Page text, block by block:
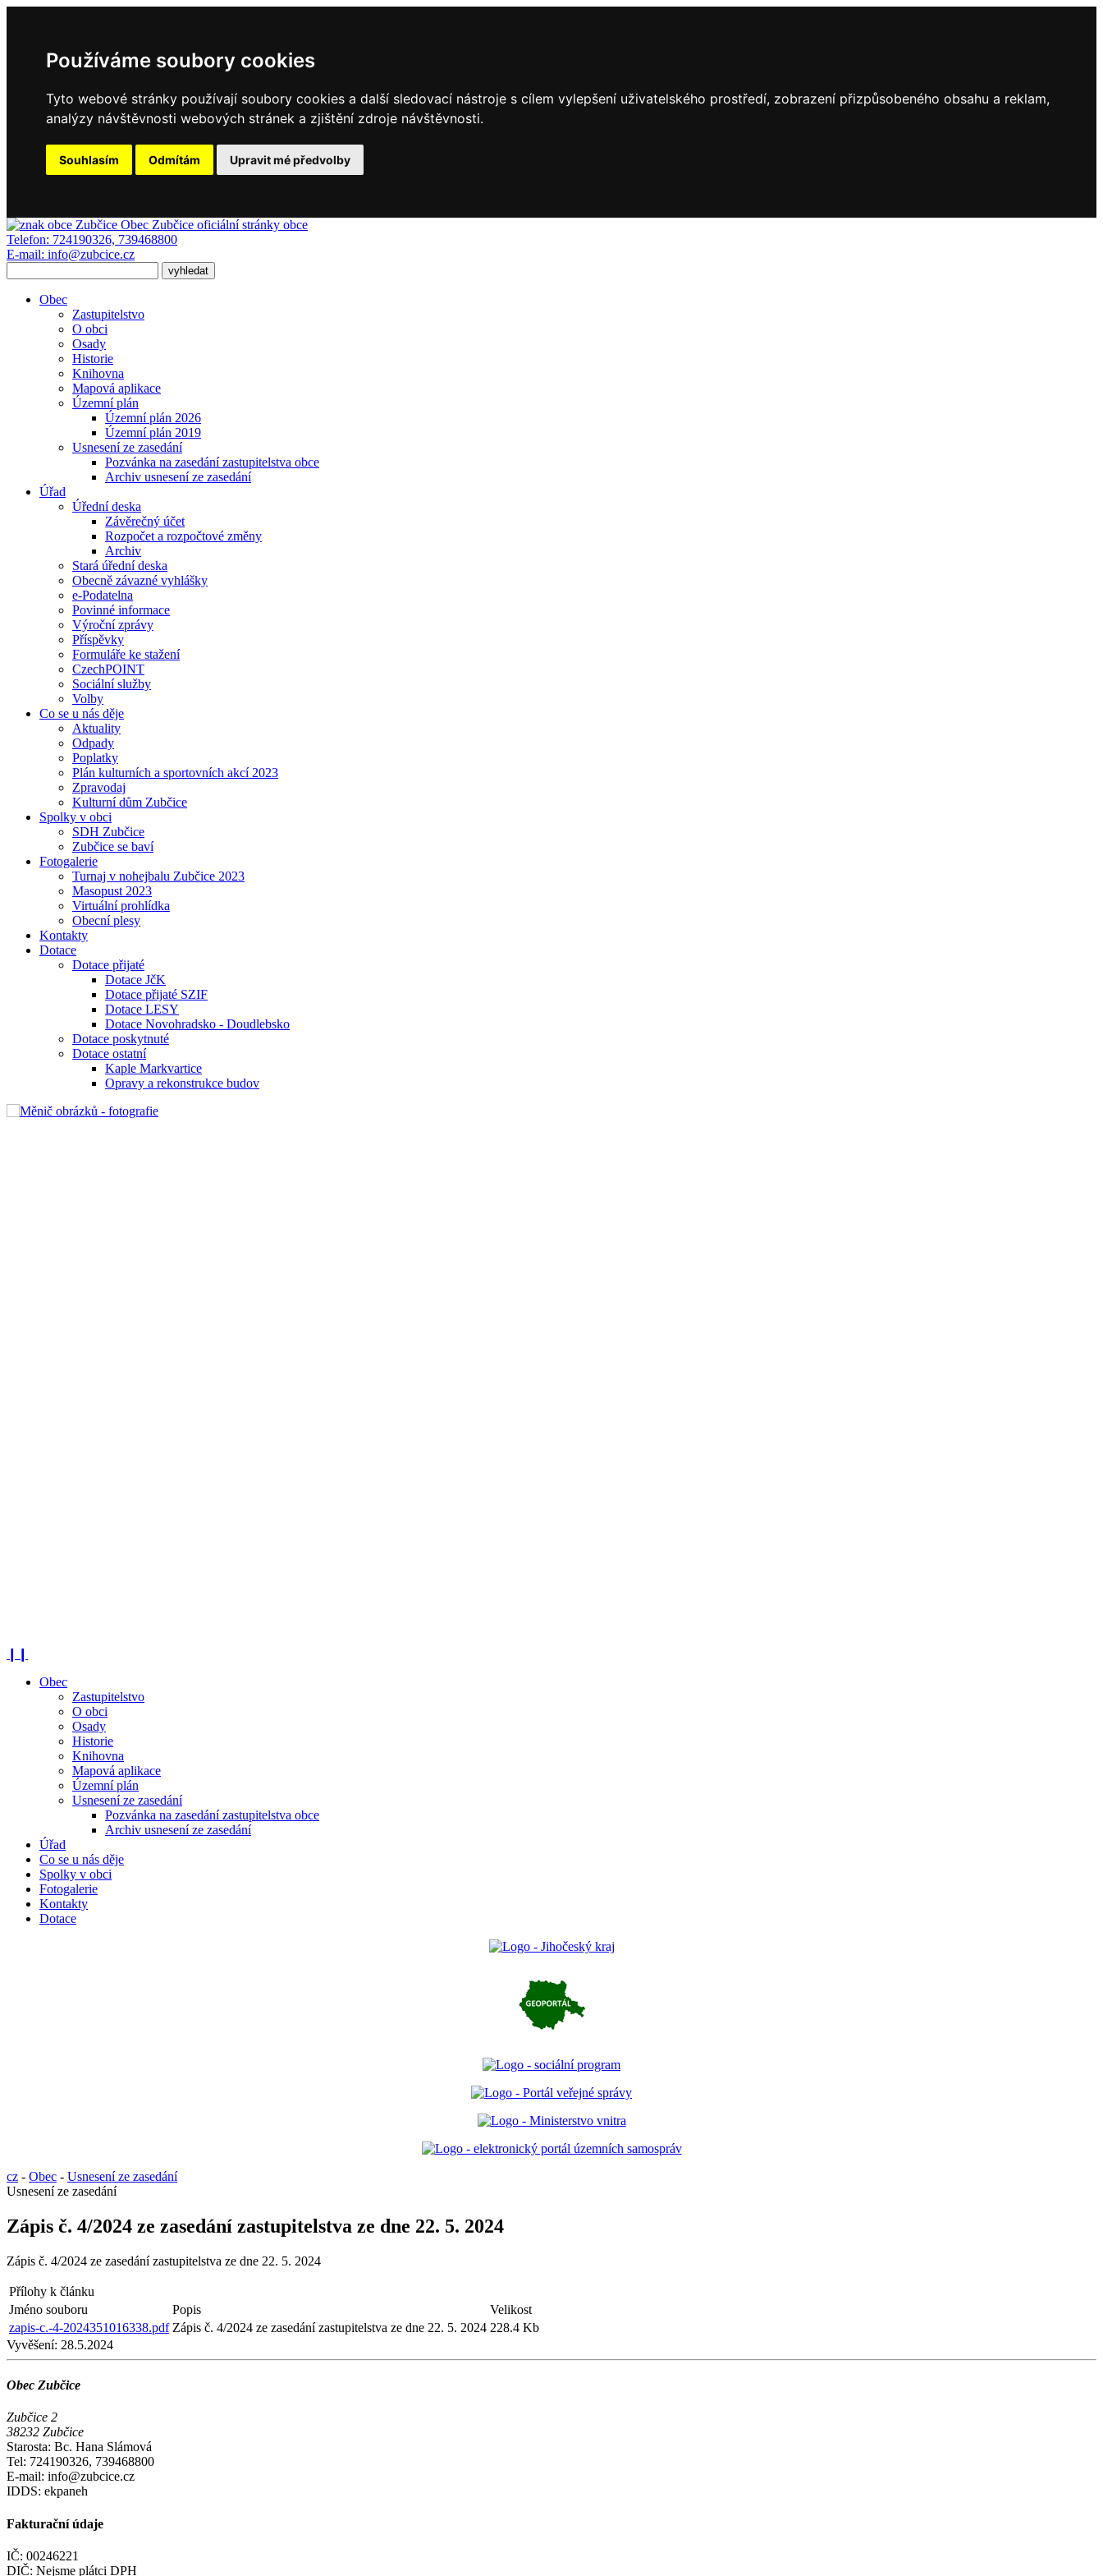
Používáme soubory cookies
Tyto webové stránky používají soubory cookies a další sledovací nástroje s cílem vylepšení uživatelského prostředí, zobrazení přizpůsobeného obsahu a reklam,
analýzy návštěvnosti webových stránek a zjištění zdroje návštěvnosti.
Souhlasím Odmítám Upravit mé předvolby
Obec Zubčice oficiální stránky obce
Telefon: 724190326, 739468800
E-mail: info@zubcice.cz
Obec
Zastupitelstvo
O obci
Osady
Historie
Knihovna
Mapová aplikace
Územní plán
Územní plán 2026
Územní plán 2019
Usnesení ze zasedání
Pozvánka na zasedání zastupitelstva obce
Archiv usnesení ze zasedání
Úřad
Úřední deska
Závěrečný účet
Rozpočet a rozpočtové změny
Archiv
Stará úřední deska
Obecně závazné vyhlášky
e-Podatelna
Povinné informace
Výroční zprávy
Příspěvky
Formuláře ke stažení
CzechPOINT
Sociální služby
Volby
Co se u nás děje
Aktuality
Odpady
Poplatky
Plán kulturních a sportovních akcí 2023
Zpravodaj
Kulturní dům Zubčice
Spolky v obci
SDH Zubčice
Zubčice se baví
Fotogalerie
Turnaj v nohejbalu Zubčice 2023
Masopust 2023
Virtuální prohlídka
Obecní plesy
Kontakty
Dotace
Dotace přijaté
Dotace JčK
Dotace přijaté SZIF
Dotace LESY
Dotace Novohradsko - Doudlebsko
Dotace poskytnuté
Dotace ostatní
Kaple Markvartice
Opravy a rekonstrukce budov
Obec
Zastupitelstvo
O obci
Osady
Historie
Knihovna
Mapová aplikace
Územní plán
Usnesení ze zasedání
Pozvánka na zasedání zastupitelstva obce
Archiv usnesení ze zasedání
Úřad
Co se u nás děje
Spolky v obci
Fotogalerie
Kontakty
Dotace
cz - Obec - Usnesení ze zasedání
Usnesení ze zasedání
Zápis č. 4/2024 ze zasedání zastupitelstva ze dne 22. 5. 2024
Zápis č. 4/2024 ze zasedání zastupitelstva ze dne 22. 5. 2024
Přílohy k článku
Jméno souboru
Popis
Velikost
zapis-c.-4-2024351016338.pdf Zápis č. 4/2024 ze zasedání zastupitelstva ze dne 22. 5. 2024 228.4 Kb
Vyvěšení: 28.5.2024
Obec Zubčice
Zubčice 2
38232 Zubčice
Starosta: Bc. Hana Slámová
Tel: 724190326, 739468800
E-mail: info@zubcice.cz
IDDS: ekpaneh
Fakturační údaje
IČ: 00246221
DIČ: Nejsme plátci DPH